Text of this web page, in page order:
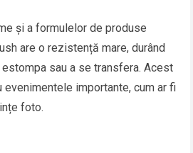
și a formulelor de produse
are o rezistență mare, durând
sau a se transfera. Acest
evenimentele importante, cum ar fi
foto.